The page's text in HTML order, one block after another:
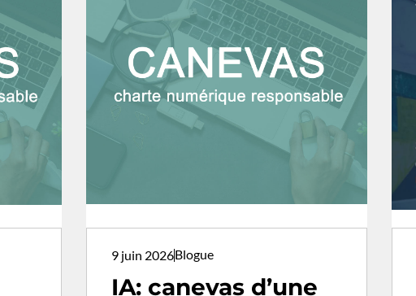
9 juin 2026Blogue
IA: canevas d’une